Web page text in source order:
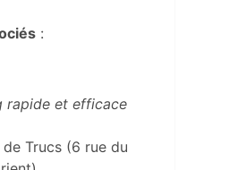
:
rapide et efficace
Trucs (6 rue du